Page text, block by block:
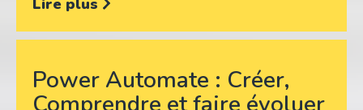
Lire plus
Power Automate : Créer,